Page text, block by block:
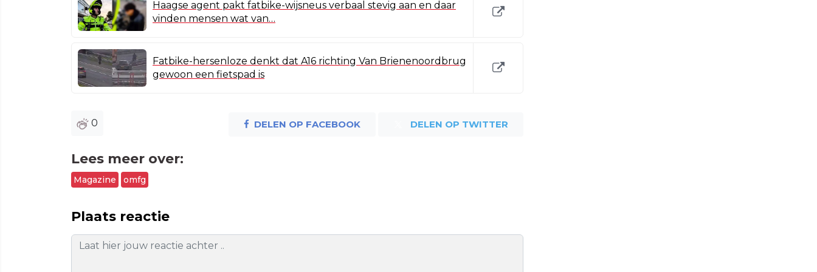
Haagse agent pakt fatbike-wijsneus verbaal stevig aan en daar
vinden mensen wat van…
Fatbike-hersenloze denkt dat A16 richting Van Brienenoordbrug
gewoon een fietspad is
0 DELEN OP FACEBOOK DELEN OP TWITTER
Lees meer over:
Magazine omfg
Plaats reactie